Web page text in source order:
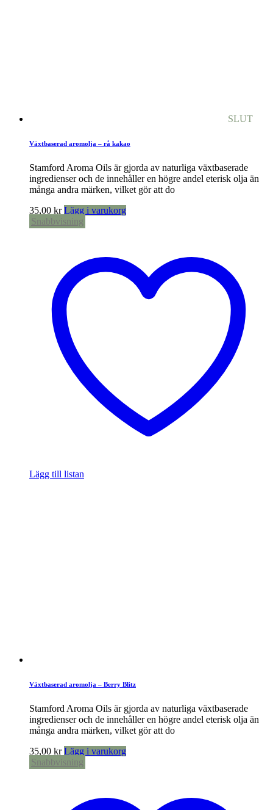
SLUT
Växtbaserad aromolja – rå kakao
Stamford Aroma Oils är gjorda av naturliga växtbaserade
ingredienser och de innehåller en högre andel eterisk olja än
många andra märken, vilket gör att do
35,00 kr Lägg i varukorg
Snabbvisning
Lägg till listan
Växtbaserad aromolja – Berry Blitz
Stamford Aroma Oils är gjorda av naturliga växtbaserade
ingredienser och de innehåller en högre andel eterisk olja än
många andra märken, vilket gör att do
35,00 kr Lägg i varukorg
Snabbvisning